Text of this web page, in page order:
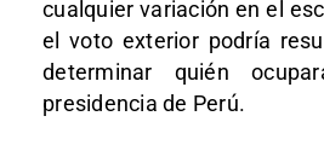
cualquier variación en el
el voto exterior podría
determinar quién
presidencia de Perú.